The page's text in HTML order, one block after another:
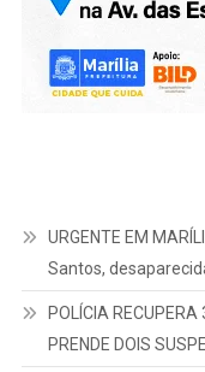
URGENTE EM
Santos,
POLÍCIA RECUPERA
PRENDE DOIS